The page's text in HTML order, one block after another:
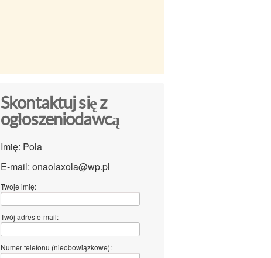
Skontaktuj się z
ogłoszeniodawcą
Imię: Pola
E-mail: onaolaxola@wp.pl
Twoje imię:
Twój adres e-mail:
Numer telefonu (nieobowiązkowe):